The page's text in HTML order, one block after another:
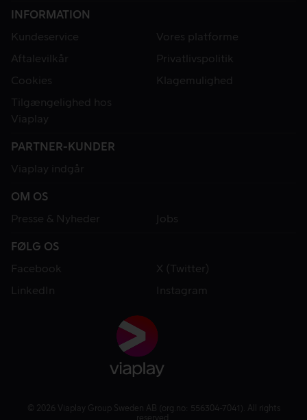
INFORMATION
Kundeservice
Vores platforme
Aftalevilkår
Privatlivspolitik
Cookies
Klagemulighed
Tilgængelighed hos
Viaplay
PARTNER-KUNDER
Viaplay indgår
OM OS
Presse & Nyheder
Jobs
FØLG OS
Facebook
X (Twitter)
LinkedIn
Instagram
© 2026 Viaplay Group Sweden AB (org.no: 556304-7041). All rights
reserved.